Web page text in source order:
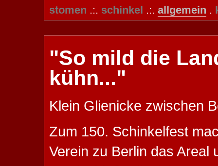
stomen .:. schinkel .:. allgemein .
"So mild die
kühn..."
Klein Glienicke zwischen
Zum 150. Schinkelfest
Verein zu Berlin das Areal